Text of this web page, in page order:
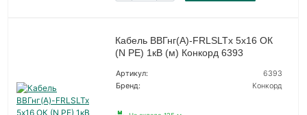
Кабель ВВГнг(А)-FRLSLTx 5х16 ОК
(N PE) 1кВ (м) Конкорд 6393
Артикул:
6393
Бренд:
Конкорд